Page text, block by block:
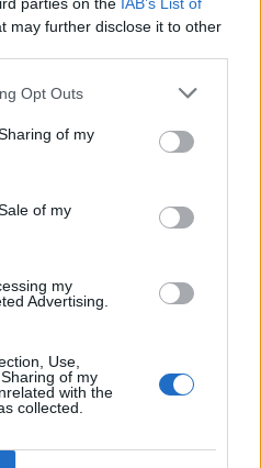
may further disclose it to other
Opt Outs
of my
of my
my
Advertising.
Use,
of my
with the
collected.
la ruta entre Segovia y
Gasto
Gasto
l.-31 44 l. - 0,00€
0,00€
de la DGT en
de tráfico cerca deSegovia